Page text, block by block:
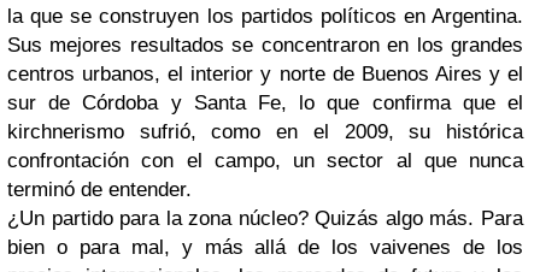
la que se construyen los partidos políticos en Argentina.
Sus mejores resultados se concentraron en los grandes
centros urbanos, el interior y norte de Buenos Aires y el
sur de Córdoba y Santa Fe, lo que confirma que el
kirchnerismo sufrió, como en el 2009, su histórica
confrontación con el campo, un sector al que nunca
terminó de entender.
¿Un partido para la zona núcleo? Quizás algo más. Para
bien o para mal, y más allá de los vaivenes de los